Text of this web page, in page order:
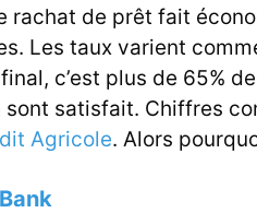
rachat de prêt fait
Les taux varient
c’est plus de 65%
satisfait. Chiffres
Agricole. Alors